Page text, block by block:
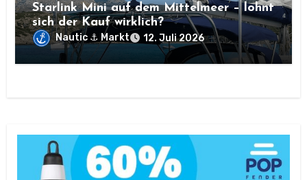
Starlink Mini auf dem Mittelmeer – lohnt
sich der Kauf wirklich?
Nautic ⚓ Markt 12. Juli 2026